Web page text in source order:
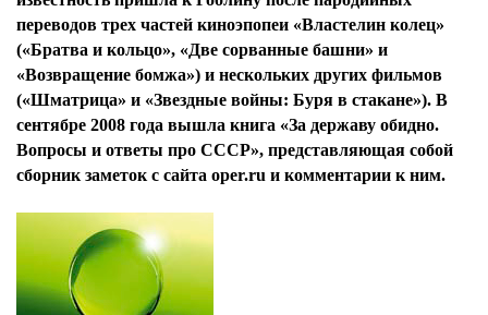
переводов трех частей киноэпопеи «Властелин колец»
(«Братва и кольцо», «Две сорванные башни» и
«Возвращение бомжа») и нескольких других фильмов
(«Шматрица» и «Звездные войны: Буря в стакане»). В
сентябре 2008 года вышла книга «За державу обидно.
Вопросы и ответы про СССР», представляющая собой
сборник заметок с сайта oper.ru и комментарии к ним.